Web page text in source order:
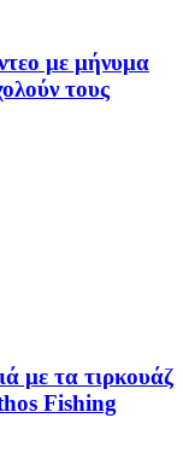
με μήνυμα
τους
με τα τιρκουάζ
Fishing